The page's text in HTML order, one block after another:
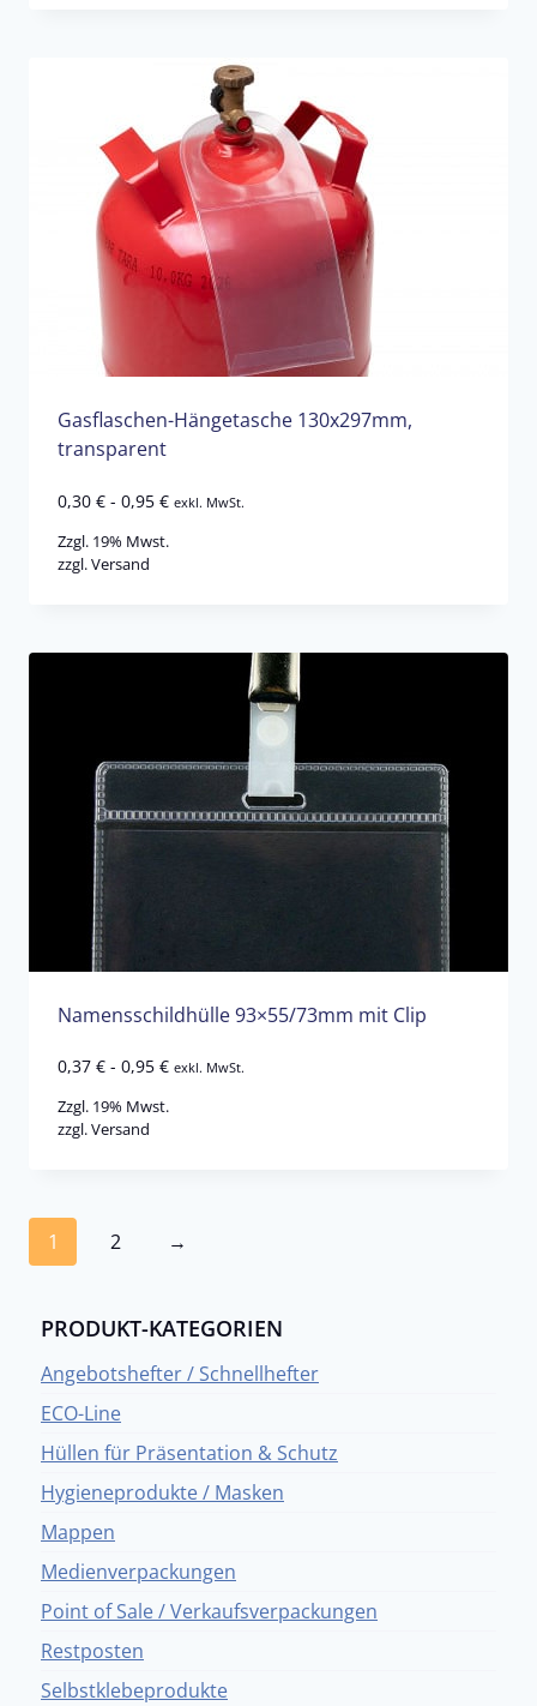
Gasflaschen-Hängetasche 130x297mm,
transparent
0,30 € - 0,95 € exkl. MwSt.
Zzgl. 19% Mwst.
zzgl.Versand
Namensschildhülle 93×55/73mm mit Clip
0,37 € - 0,95 € exkl. MwSt.
Zzgl. 19% Mwst.
zzgl.Versand
1 2 →
PRODUKT-KATEGORIEN
Angebotshefter / Schnellhefter
ECO-Line
Hüllen für Präsentation & Schutz
Hygieneprodukte / Masken
Mappen
Medienverpackungen
Point of Sale / Verkaufsverpackungen
Restposten
Selbstklebeprodukte